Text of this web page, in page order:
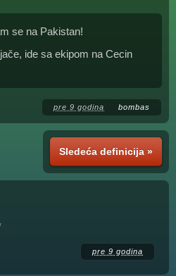
se na Pakistan!
ide sa ekipom na Cecin
pre 9 godina bombas
Sledeća definicija »
pre 9 godina